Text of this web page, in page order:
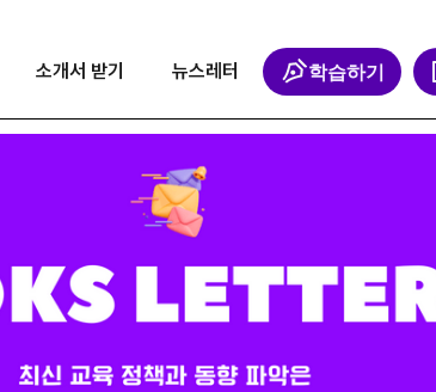
소개서 받기 뉴스레터 학습하기